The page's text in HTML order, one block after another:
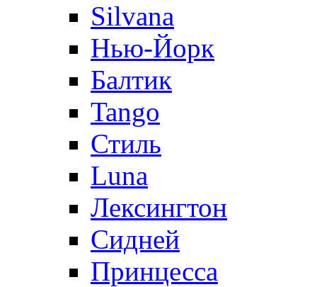
Silvana
Нью-Йорк
Балтик
Tango
Стиль
Luna
Лексингтон
Сидней
Принцесса